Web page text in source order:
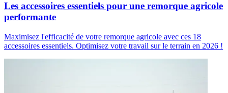
Les accessoires essentiels pour une remorque agricole
performante
Maximisez l'efficacité de votre remorque agricole avec ces 18
accessoires essentiels. Optimisez votre travail sur le terrain en 2026 !